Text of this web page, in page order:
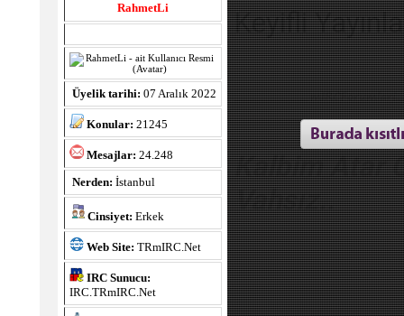
RahmetLi
Üyelik tarihi: 07 Aralık 2022
Konular: 21245
Mesajlar: 24.248
Nerden: İstanbul
Cinsiyet: Erkek
Web Site: TRmIRC.Net
IRC Sunucu:
IRC.TRmIRC.Net
Keyifli
Kalbim Atar
Vahsız..